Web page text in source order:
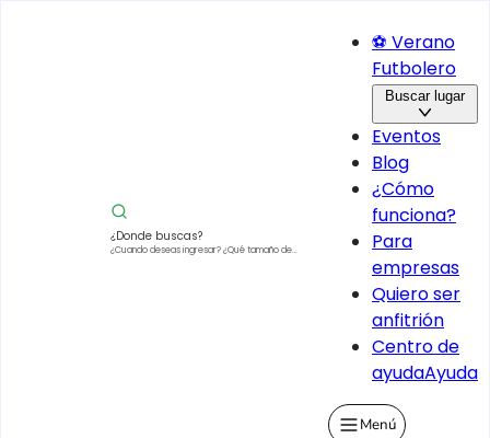
¿Donde buscas?
¿Cuando deseas ingresar?¿Qué tamaño de
⚽ Verano
Futbolero
Buscar lugar
Eventos
Blog
¿Cómo
funciona?
Para
empresas
Quiero ser
anfitrión
Centro de
ayudaAyuda
Menú